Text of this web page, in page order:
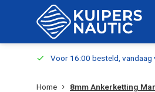
Voor 16:00 besteld, vandaag
Home 8mm Ankerketting